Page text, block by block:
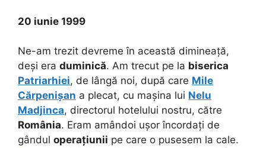
20 iunie 1999
Ne-am trezit devreme în această dimineață,
deși era duminică. Am trecut pe la biserica
Patriarhiei, de lângă noi, după care Mile
Cărpenișan a plecat, cu mașina lui Nelu
Madjinca, directorul hotelului nostru, către
România. Eram amândoi ușor încordați de
gândul operațiunii pe care o pusesem la cale.